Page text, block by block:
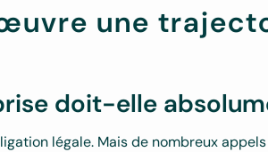
une
doit-elle
légale. Mais de nombreux